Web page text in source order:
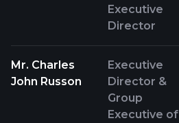
Executive
Director
Mr. Charles
John Russon
Executive
Director &
Group
Executive of